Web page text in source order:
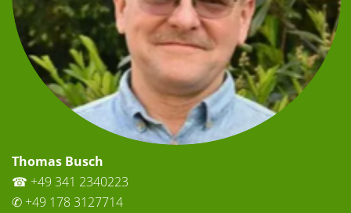
Thomas Busch
☎ +49 341 2340223
✆ +49 178 3127714